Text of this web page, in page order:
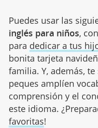
Puedes usar las
inglés para niños,
para dedicar a tus
bonita tarjeta
familia. Y, además,
peques amplíen
comprensión y el
este idioma.
favoritas!